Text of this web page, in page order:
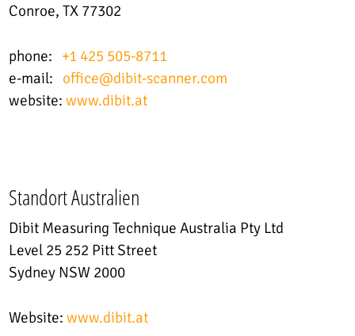
Conroe, TX 77302
phone: +1 425 505-8711
e-mail: office@dibit-scanner.com
website:www.dibit.at
Standort Australien
Dibit Measuring Technique Australia Pty Ltd
Level 25 252 Pitt Street
Sydney NSW 2000
Website:www.dibit.at